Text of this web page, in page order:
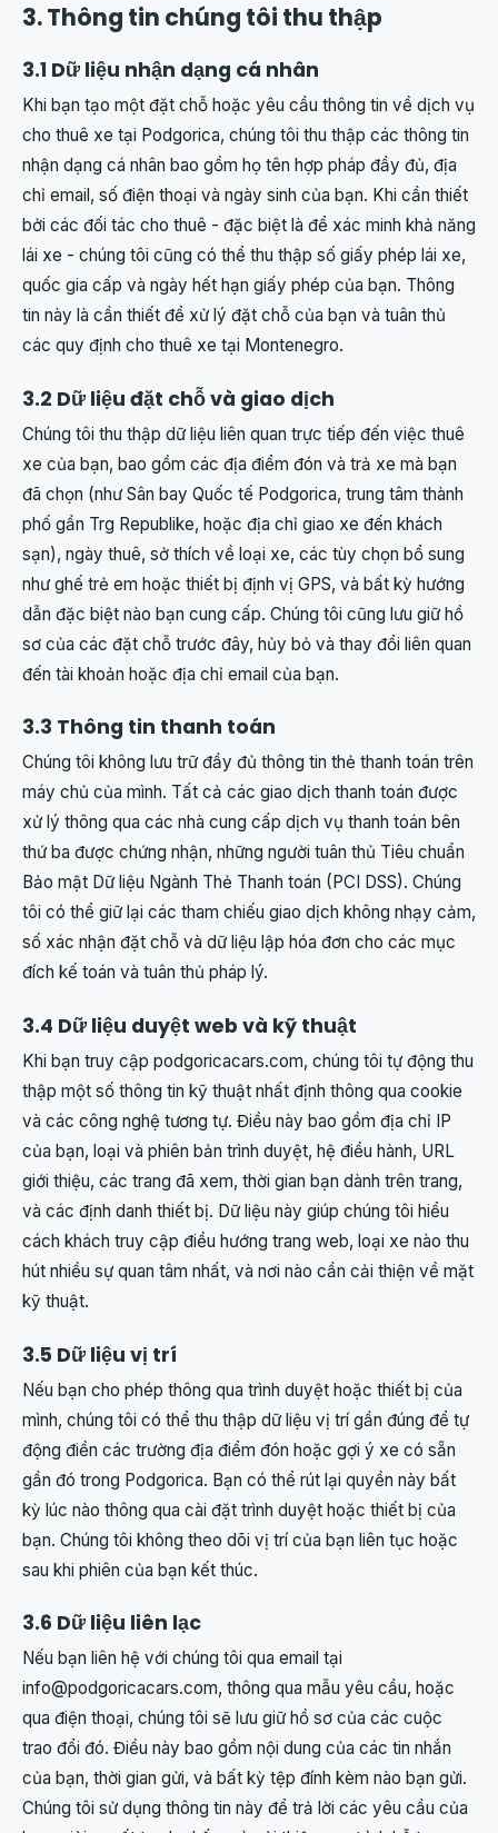
3. Thông tin chúng tôi thu thập
3.1 Dữ liệu nhận dạng cá nhân
Khi bạn tạo một đặt chỗ hoặc yêu cầu thông tin về dịch vụ
cho thuê xe tại Podgorica, chúng tôi thu thập các thông tin
nhận dạng cá nhân bao gồm họ tên hợp pháp đầy đủ, địa
chỉ email, số điện thoại và ngày sinh của bạn. Khi cần thiết
bởi các đối tác cho thuê - đặc biệt là để xác minh khả năng
lái xe - chúng tôi cũng có thể thu thập số giấy phép lái xe,
quốc gia cấp và ngày hết hạn giấy phép của bạn. Thông
tin này là cần thiết để xử lý đặt chỗ của bạn và tuân thủ
các quy định cho thuê xe tại Montenegro.
3.2 Dữ liệu đặt chỗ và giao dịch
Chúng tôi thu thập dữ liệu liên quan trực tiếp đến việc thuê
xe của bạn, bao gồm các địa điểm đón và trả xe mà bạn
đã chọn (như Sân bay Quốc tế Podgorica, trung tâm thành
phố gần Trg Republike, hoặc địa chỉ giao xe đến khách
sạn), ngày thuê, sở thích về loại xe, các tùy chọn bổ sung
như ghế trẻ em hoặc thiết bị định vị GPS, và bất kỳ hướng
dẫn đặc biệt nào bạn cung cấp. Chúng tôi cũng lưu giữ hồ
sơ của các đặt chỗ trước đây, hủy bỏ và thay đổi liên quan
đến tài khoản hoặc địa chỉ email của bạn.
3.3 Thông tin thanh toán
Chúng tôi không lưu trữ đầy đủ thông tin thẻ thanh toán trên
máy chủ của mình. Tất cả các giao dịch thanh toán được
xử lý thông qua các nhà cung cấp dịch vụ thanh toán bên
thứ ba được chứng nhận, những người tuân thủ Tiêu chuẩn
Bảo mật Dữ liệu Ngành Thẻ Thanh toán (PCI DSS). Chúng
tôi có thể giữ lại các tham chiếu giao dịch không nhạy cảm,
số xác nhận đặt chỗ và dữ liệu lập hóa đơn cho các mục
đích kế toán và tuân thủ pháp lý.
3.4 Dữ liệu duyệt web và kỹ thuật
Khi bạn truy cập podgoricacars.com, chúng tôi tự động thu
thập một số thông tin kỹ thuật nhất định thông qua cookie
và các công nghệ tương tự. Điều này bao gồm địa chỉ IP
của bạn, loại và phiên bản trình duyệt, hệ điều hành, URL
giới thiệu, các trang đã xem, thời gian bạn dành trên trang,
và các định danh thiết bị. Dữ liệu này giúp chúng tôi hiểu
cách khách truy cập điều hướng trang web, loại xe nào thu
hút nhiều sự quan tâm nhất, và nơi nào cần cải thiện về mặt
kỹ thuật.
3.5 Dữ liệu vị trí
Nếu bạn cho phép thông qua trình duyệt hoặc thiết bị của
mình, chúng tôi có thể thu thập dữ liệu vị trí gần đúng để tự
động điền các trường địa điểm đón hoặc gợi ý xe có sẵn
gần đó trong Podgorica. Bạn có thể rút lại quyền này bất
kỳ lúc nào thông qua cài đặt trình duyệt hoặc thiết bị của
bạn. Chúng tôi không theo dõi vị trí của bạn liên tục hoặc
sau khi phiên của bạn kết thúc.
3.6 Dữ liệu liên lạc
Nếu bạn liên hệ với chúng tôi qua email tại
info@podgoricacars.com, thông qua mẫu yêu cầu, hoặc
qua điện thoại, chúng tôi sẽ lưu giữ hồ sơ của các cuộc
trao đổi đó. Điều này bao gồm nội dung của các tin nhắn
của bạn, thời gian gửi, và bất kỳ tệp đính kèm nào bạn gửi.
Chúng tôi sử dụng thông tin này để trả lời các yêu cầu của